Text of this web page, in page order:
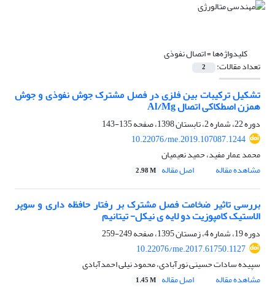
کلیدواژه‌ها =اتصال نفوذی
تعداد مقالات: 2
تشکیل ترکیبات بین فلزی در فصل مشترک جوش نفوذی و جوش
همزن اصطکاکی اتصال Al/Mg
دوره 22، شماره 2، تابستان 1398، صفحه
135-143
10.22076/me.2019.107087.1244
محمد عمار مفید، حمید نعیمیان
مشاهده مقاله
اصل مقاله 2.98 M
بررسی تاثیر ضخامت فصل مشترک بر رفتار حافظه داری و سوپر
الاستیک کامپوزیت دو لایه ی نیکل- تیتانیم
دوره 19، شماره 4، زمستان 1395، صفحه
249-259
10.22076/me.2017.61750.1127
سپیده سادات حسینی نورآبادی، محمود نیلی احمدآبادی
مشاهده مقاله
اصل مقاله 1.45 M